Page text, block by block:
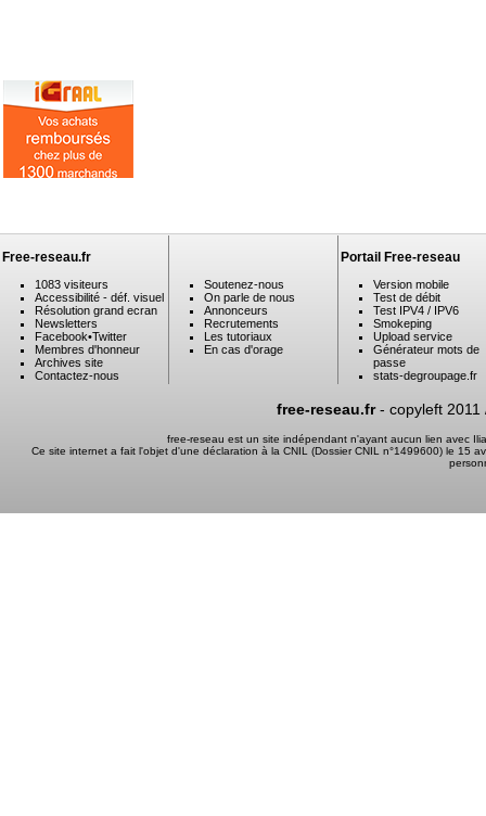
Free-reseau.fr
1083 visiteurs
Accessibilité - déf. visuel
Résolution grand ecran
Newsletters
Facebook•Twitter
Membres d'honneur
Archives site
Contactez-nous
Soutenez-nous
On parle de nous
Annonceurs
Recrutements
Les tutoriaux
En cas d'orage
Portail Free-reseau
Version mobile
Test de débit
Test IPV4 / IPV6
Smokeping
Upload service
Générateur mots de
passe
stats-degroupage.fr
free-reseau.fr- copyleft 2011
free-reseau est un site indépendant n'ayant aucun lien avec
Ce site internet a fait l'objet d'une déclaration à la CNIL (Dossier CNIL n°1499600) le 15